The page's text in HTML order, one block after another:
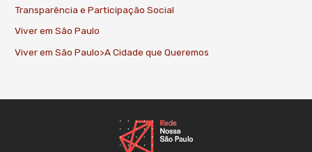
Transparência e Participação Social
Viver em São Paulo
Viver em São Paulo>A Cidade que Queremos